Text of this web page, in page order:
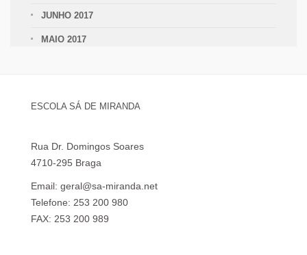
JUNHO 2017
MAIO 2017
ESCOLA SÁ DE MIRANDA
Rua Dr. Domingos Soares
4710-295 Braga
Email: geral@sa-miranda.net
Telefone: 253 200 980
FAX: 253 200 989